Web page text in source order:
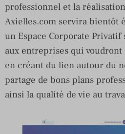
professionnel et la
Axielles.com servira bientôt
un Espace Corporate Privatif
aux entreprises qui
en créant du lien autour du
partage de bons plans
ainsi la qualité de vie au